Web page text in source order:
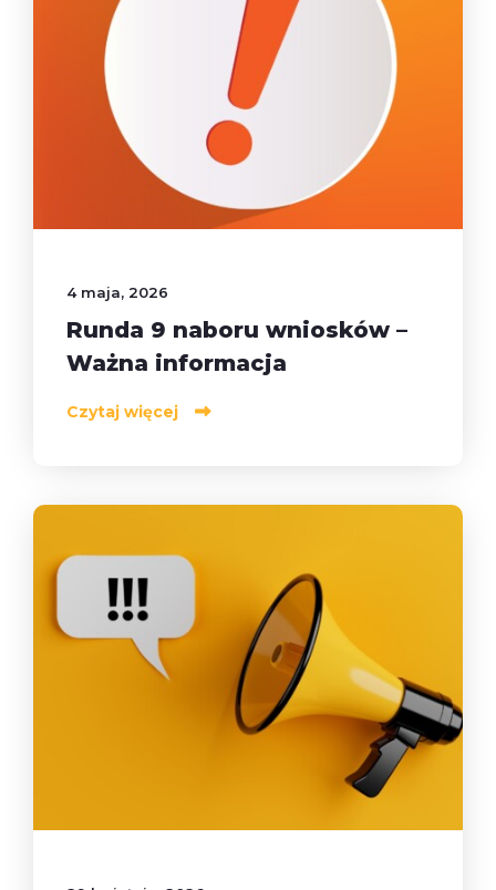
4 maja, 2026
Runda 9 naboru wniosków –
Ważna informacja
Czytaj więcej